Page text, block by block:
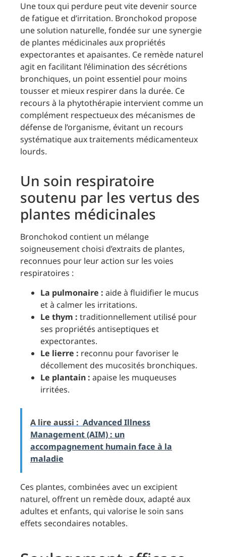
Une toux qui perdure peut vite devenir source
de fatigue et d’irritation. Bronchokod propose
une solution naturelle, fondée sur une synergie
de plantes médicinales aux propriétés
expectorantes et apaisantes. Ce remède naturel
agit en facilitant l’élimination des sécrétions
bronchiques, un point essentiel pour moins
tousser et mieux respirer dans la durée. Ce
recours à la phytothérapie intervient comme un
complément respectueux des mécanismes de
défense de l’organisme, évitant un recours
systématique aux traitements médicamenteux
lourds.
Un soin respiratoire
soutenu par les vertus des
plantes médicinales
Bronchokod contient un mélange
soigneusement choisi d’extraits de plantes,
reconnues pour leur action sur les voies
respiratoires :
La pulmonaire : aide à fluidifier le mucus
et à calmer les irritations.
Le thym : traditionnellement utilisé pour
ses propriétés antiseptiques et
expectorantes.
Le lierre : reconnu pour favoriser le
décollement des mucosités bronchiques.
Le plantain : apaise les muqueuses
irritées.
A lire aussi : Advanced Illness
Management (AIM) : un
accompagnement humain face à la
maladie
Ces plantes, combinées avec un excipient
naturel, offrent un remède doux, adapté aux
adultes et enfants, qui valorise le soin sans
effets secondaires notables.